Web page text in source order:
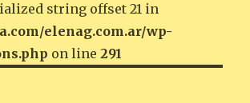
string offset 21 in
elenag.com.ar/wp-
on line 291